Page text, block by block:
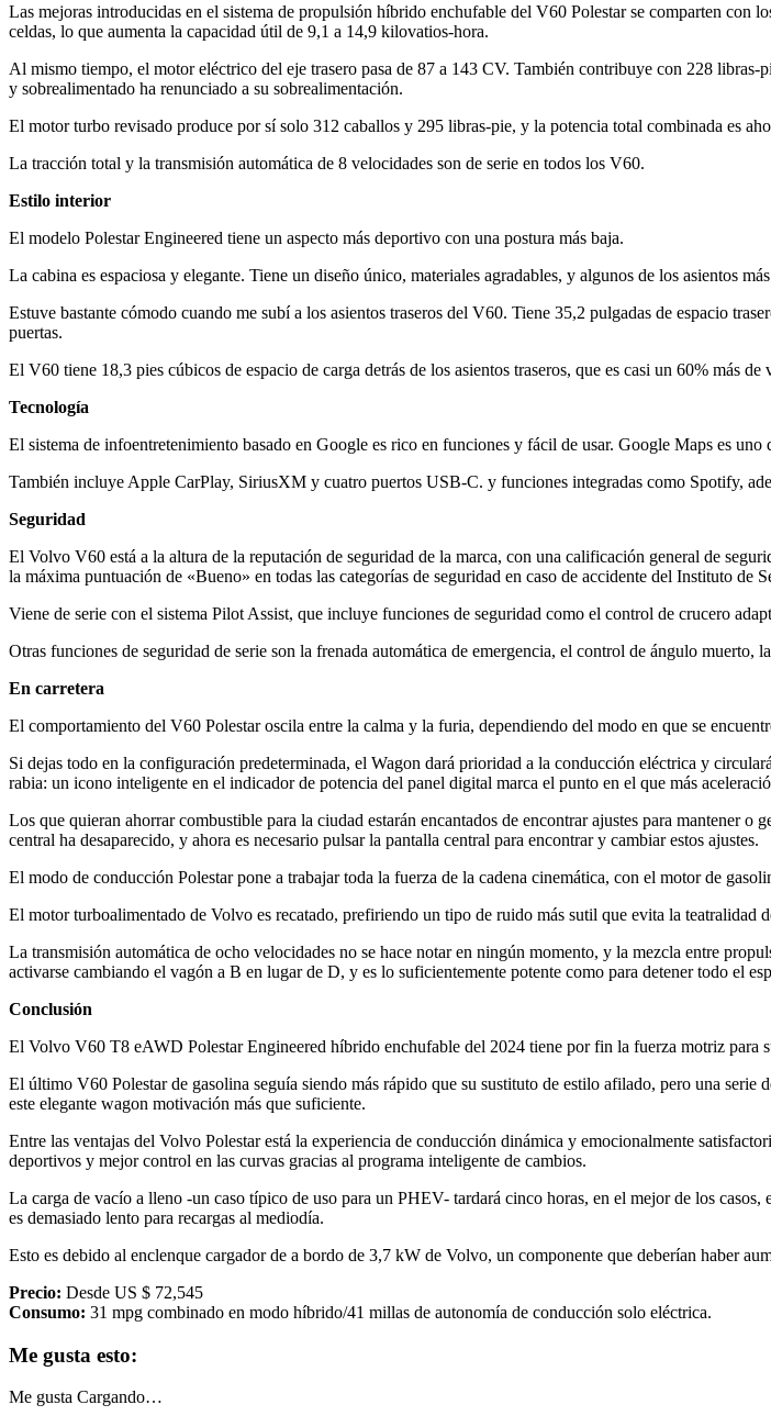
Las mejoras introducidas en el sistema de propulsión híbrido enchufable del V60 Polestar se comparten
celdas, lo que aumenta la capacidad útil de 9,1 a 14,9 kilovatios-hora.
Al mismo tiempo, el motor eléctrico del eje trasero pasa de 87 a 143 CV. También contribuye con 228
y sobrealimentado ha renunciado a su sobrealimentación.
El motor turbo revisado produce por sí solo 312 caballos y 295 libras-pie, y la potencia total combinada es
La tracción total y la transmisión automática de 8 velocidades son de serie en todos los V60.
Estilo interior
El modelo Polestar Engineered tiene un aspecto más deportivo con una postura más baja.
La cabina es espaciosa y elegante. Tiene un diseño único, materiales agradables, y algunos de los asientos
Estuve bastante cómodo cuando me subí a los asientos traseros del V60. Tiene 35,2 pulgadas de espacio
puertas.
El V60 tiene 18,3 pies cúbicos de espacio de carga detrás de los asientos traseros, que es casi un 60% más
Tecnología
El sistema de infoentretenimiento basado en Google es rico en funciones y fácil de usar. Google Maps es uno
También incluye Apple CarPlay, SiriusXM y cuatro puertos USB-C. y funciones integradas como Spotify,
Seguridad
El Volvo V60 está a la altura de la reputación de seguridad de la marca, con una calificación general de
la máxima puntuación de «Bueno» en todas las categorías de seguridad en caso de accidente del Instituto de
Viene de serie con el sistema Pilot Assist, que incluye funciones de seguridad como el control de crucero
Otras funciones de seguridad de serie son la frenada automática de emergencia, el control de ángulo
En carretera
El comportamiento del V60 Polestar oscila entre la calma y la furia, dependiendo del modo en que se
Si dejas todo en la configuración predeterminada, el Wagon dará prioridad a la conducción eléctrica y
rabia: un icono inteligente en el indicador de potencia del panel digital marca el punto en el que más
Los que quieran ahorrar combustible para la ciudad estarán encantados de encontrar ajustes para mantener
central ha desaparecido, y ahora es necesario pulsar la pantalla central para encontrar y cambiar estos ajustes.
El modo de conducción Polestar pone a trabajar toda la fuerza de la cadena cinemática, con el motor de
El motor turboalimentado de Volvo es recatado, prefiriendo un tipo de ruido más sutil que evita la teatralidad
La transmisión automática de ocho velocidades no se hace notar en ningún momento, y la mezcla entre
activarse cambiando el vagón a B en lugar de D, y es lo suficientemente potente como para detener todo el
Conclusión
El Volvo V60 T8 eAWD Polestar Engineered híbrido enchufable del 2024 tiene por fin la fuerza motriz para
El último V60 Polestar de gasolina seguía siendo más rápido que su sustituto de estilo afilado, pero una
este elegante wagon motivación más que suficiente.
Entre las ventajas del Volvo Polestar está la experiencia de conducción dinámica y emocionalmente
deportivos y mejor control en las curvas gracias al programa inteligente de cambios.
La carga de vacío a lleno -un caso típico de uso para un PHEV- tardará cinco horas, en el mejor de los
es demasiado lento para recargas al mediodía.
Esto es debido al enclenque cargador de a bordo de 3,7 kW de Volvo, un componente que deberían haber
Precio: Desde US $ 72,545
Consumo: 31 mpg combinado en modo híbrido/41 millas de autonomía de conducción solo eléctrica.
Me gusta esto:
Me gusta Cargando…